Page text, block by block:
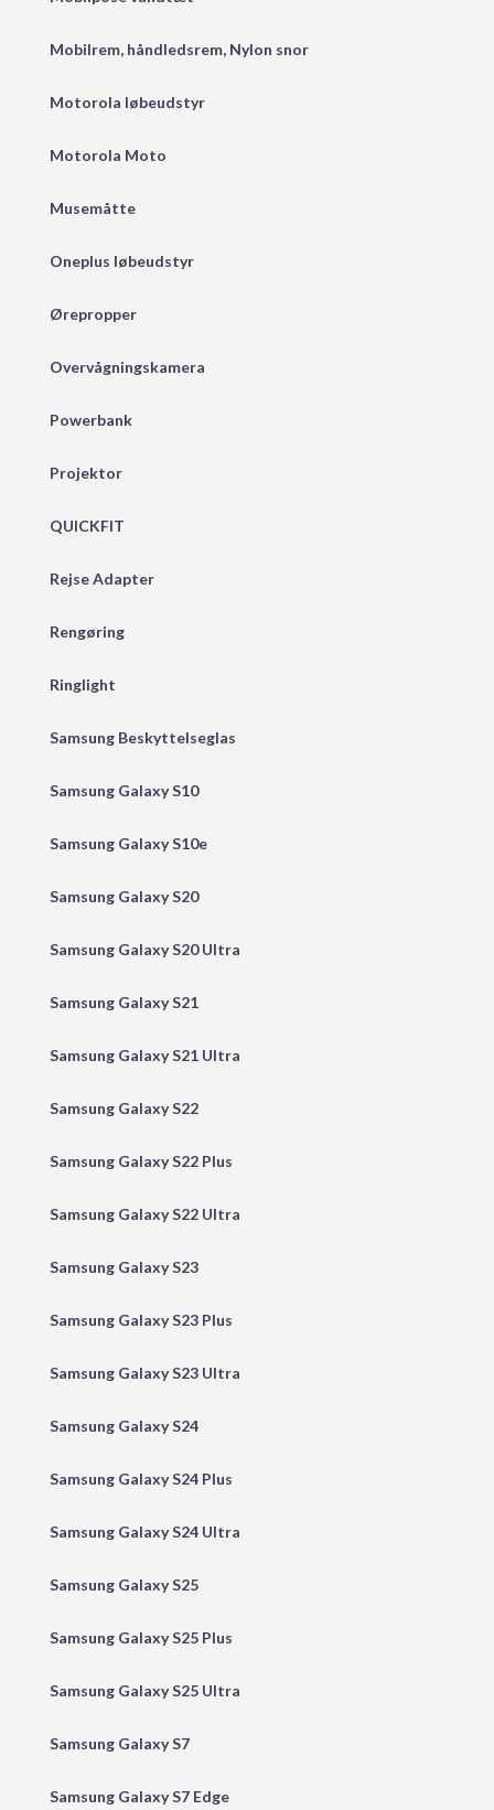
Mobilrem, håndledsrem, Nylon snor
Motorola løbeudstyr
Motorola Moto
Musemåtte
Oneplus løbeudstyr
Ørepropper
Overvågningskamera
Powerbank
Projektor
QUICKFIT
Rejse Adapter
Rengøring
Ringlight
Samsung Beskyttelseglas
Samsung Galaxy S10
Samsung Galaxy S10e
Samsung Galaxy S20
Samsung Galaxy S20 Ultra
Samsung Galaxy S21
Samsung Galaxy S21 Ultra
Samsung Galaxy S22
Samsung Galaxy S22 Plus
Samsung Galaxy S22 Ultra
Samsung Galaxy S23
Samsung Galaxy S23 Plus
Samsung Galaxy S23 Ultra
Samsung Galaxy S24
Samsung Galaxy S24 Plus
Samsung Galaxy S24 Ultra
Samsung Galaxy S25
Samsung Galaxy S25 Plus
Samsung Galaxy S25 Ultra
Samsung Galaxy S7
Samsung Galaxy S7 Edge